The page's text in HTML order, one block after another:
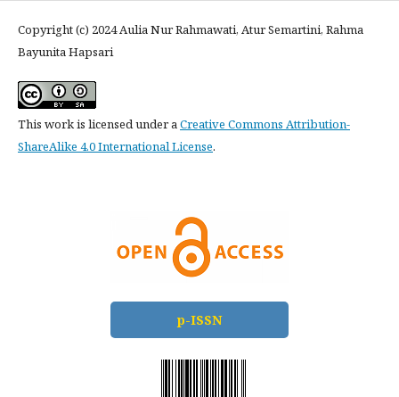
Copyright (c) 2024 Aulia Nur Rahmawati, Atur Semartini, Rahma
Bayunita Hapsari
This work is licensed under a Creative Commons Attribution-
ShareAlike 4.0 International License.
p-ISSN